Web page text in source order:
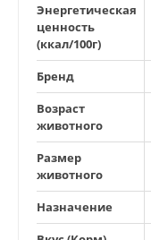
Энергетическая
ценность
(ккал/100г)
Бренд
Возраст
животного
Размер
животного
Назначение